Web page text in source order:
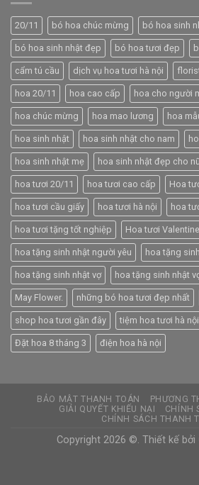
20/11 bó hoa chúc mừng bó hoa sinh
bó hoa sinh nhật đẹp bó hoa tươi đẹp
cẩm tú cầu dịch vụ hoa tươi hà nội
hoa 20/11 hoa cao cấp hoa cho người
hoa chúc mừng hoa mao lương hoa
hoa sinh nhật hoa sinh nhật cho nam
hoa sinh nhật mẹ hoa sinh nhật đẹp cho
hoa tươi 20/11 hoa tươi cao cấp Hoa
hoa tươi cầu giấy hoa tươi hà nội hoa
hoa tươi tặng tốt nghiệp Hoa tươi Valentine
hoa tặng sinh nhật người yêu hoa tặng
hoa tặng sinh nhật vợ hoa tặng sinh nhật
May Flower. những bó hoa tươi đẹp nhất
shop hoa tươi gần đây tiệm hoa tươi hà nội
Đặt hoa 8 tháng 3 điện hoa hà nội
BẢO MẬT THANH TOÁN
PHƯƠNG
GIẢI QUYẾT KHIẾU NẠI
CHÍNH
CHÍNH SÁCH THANH
Copyright 2026 ©. Thiết kế bởi